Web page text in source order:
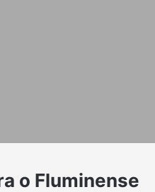
o Fluminense